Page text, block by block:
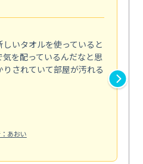
いタオルを使っていると
を配っているんだなと思
されていて部屋が汚れる
あおい